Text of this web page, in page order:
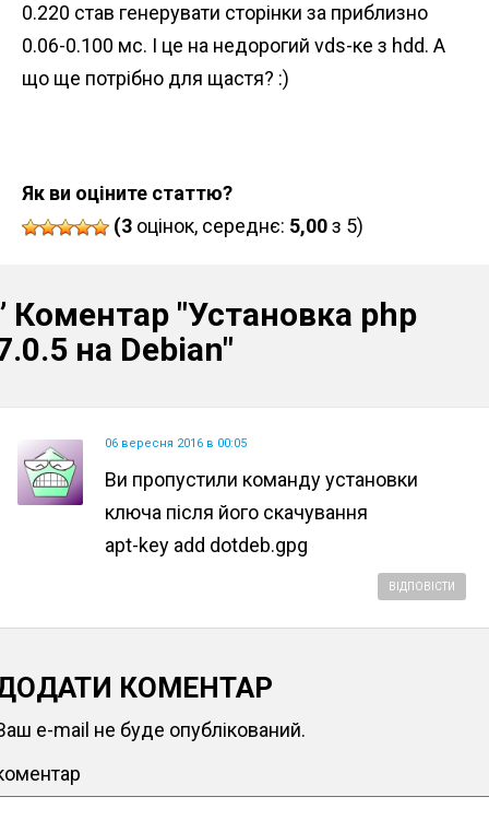
0.220 став генерувати сторінки за приблизно
0.06-0.100 мс. І це на недорогий vds-ке з hdd. А
що ще потрібно для щастя? :)
Як ви оціните статтю?
(3 оцінок, середнє: 5,00з 5)
Коментар "Установка php
на Debian"
06 вересня 2016 в 00:05
Ви пропустили команду установки
ключа після його скачування
apt-key add dotdeb.gpg
ВІДПОВІСТИ
КОМЕНТАР
e-mail не буде опублікований.